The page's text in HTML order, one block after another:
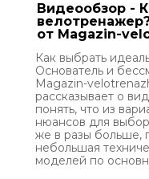
Видеообзор -
от Magazin-
Как выбрать
Основатель и
Magazin-
рассказывает о
понять, что из
нюансов для
же в разы больше,
небольшая
моделей по